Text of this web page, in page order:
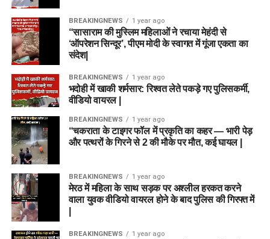
Important Links
Official Notification
Official Website
BREAKINGNEWS 1 year ago
“सासाराम की मुस्लिम महिलाओं ने रचाया मेहंदी से
‘ऑपरेशन सिन्दूर’, पीएम मोदी के स्वागत में गूंजा एकता का
संदेश|
BREAKINGNEWS 1 year ago
भदोही में खाकी शर्मसार: रिश्वत लेते पकड़े गए पुलिसकर्मी,
वीडियो वायरल |
BREAKINGNEWS 1 year ago
“चकराता के टाइगर फॉल में प्रकृति का कहर — भारी पेड़
और पत्थरों के गिरने से 2 की मौके पर मौत, कई घायल |
BREAKINGNEWS 1 year ago
मेरठ में महिला के साथ सड़क पर अश्लील हरकत करने
वाला युवक वीडियो वायरल होने के बाद पुलिस की गिरफ्त में
BREAKINGNEWS 1 year ago